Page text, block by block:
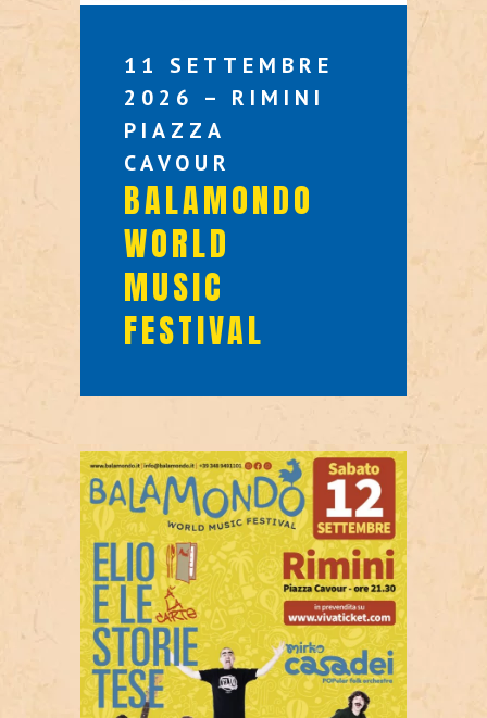
11 SETTEMBRE
2026 – RIMINI
PIAZZA
CAVOUR
BALAMONDO
WORLD
MUSIC
FESTIVAL